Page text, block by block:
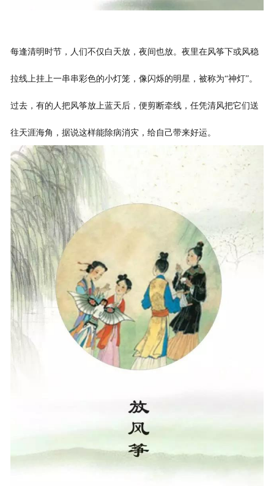
每逢清明时节，人们不仅白天放，夜间也放。夜里在风筝下或风稳
拉线上挂上一串串彩色的小灯笼，像闪烁的明星，被称为“神灯”。
过去，有的人把风筝放上蓝天后，便剪断牵线，任凭清风把它们送
往天涯海角，据说这样能除病消灾，给自己带来好运。